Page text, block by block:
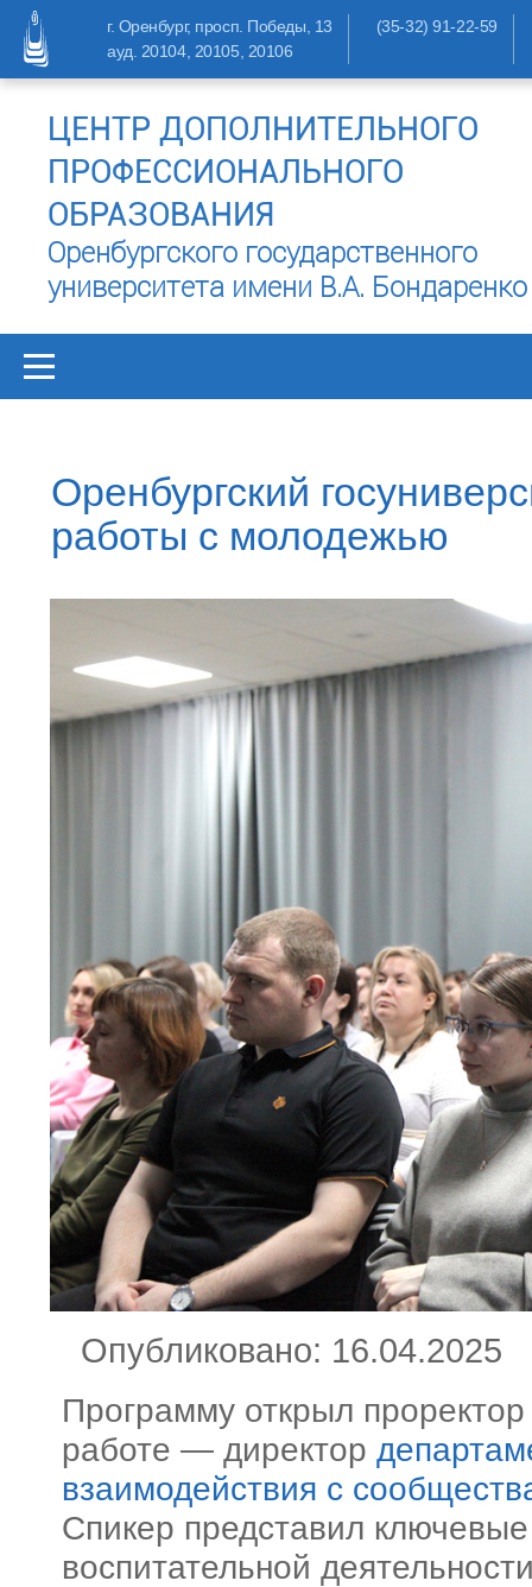
г. Оренбург, просп. Победы, 13
ауд. 20104, 20105, 20106
(35-32) 91-22-59
ЦЕНТР ДОПОЛНИТЕЛЬНОГО
ПРОФЕССИОНАЛЬНОГО
ОБРАЗОВАНИЯ
Оренбургского государственного
университета имени В.А. Бондаренко
Оренбургский
работы с молодежью
Опубликовано: 16.04.2025
Программу открыл
работе — директор
взаимодействия с
Спикер представил
воспитательной